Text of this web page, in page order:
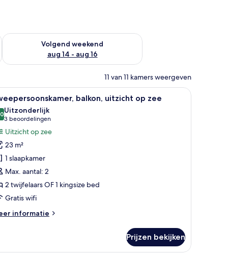
weekend aug 7 - aug 9
Volgend weekend
aug 14 - aug 16
De beschikbaarheid controleren voor volgend weekend aug
11 van 11 kamers weergeven
een bureau met een computer, een stoel en een balkon met uitzicht
Een hotelkamer met een bed, een bureau,
5 balkon, uitzicht op zee
van 10
Uitzonderlijk
3 beoordelingen
(3
beoordelingen)
Uitzicht op zee
23 m²
1 slaapkamer
Max. aantal: 2
2 twijfelaars OF 1 kingsize bed
Gratis wifi
informatie
Prijzen bekijken